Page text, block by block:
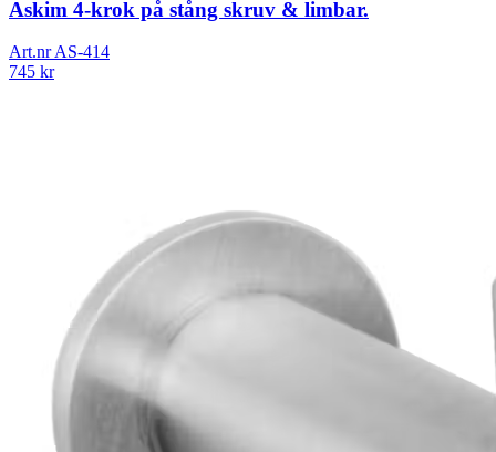
Askim 4-krok på stång skruv & limbar.
Art.nrAS-414
745 kr